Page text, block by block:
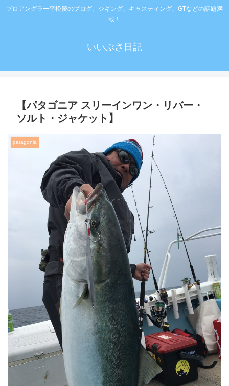
プロアングラー平松慶のブログ。ジギング、キャスティング、GTなどの話題満
載！
いいぶさ日記
【パタゴニア スリーインワン・リバー・
ソルト・ジャケット】
patagonia